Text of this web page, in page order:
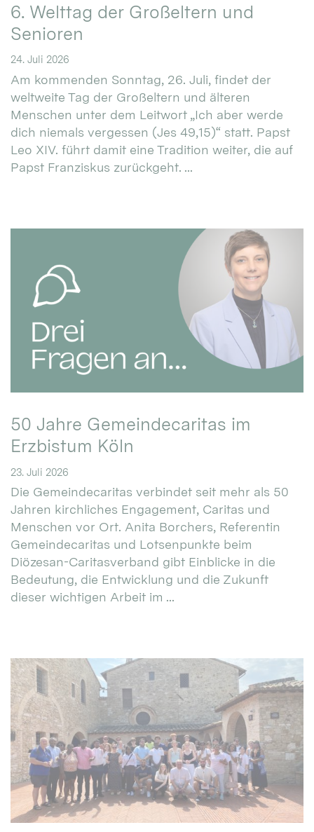
6. Welttag der Großeltern und
Senioren
24. Juli 2026
Am kommenden Sonntag, 26. Juli, findet der
weltweite Tag der Großeltern und älteren
Menschen unter dem Leitwort „Ich aber werde
dich niemals vergessen (Jes 49,15)“ statt. Papst
Leo XIV. führt damit eine Tradition weiter, die auf
Papst Franziskus zurückgeht. ...
50 Jahre Gemeindecaritas im
Erzbistum Köln
23. Juli 2026
Die Gemeindecaritas verbindet seit mehr als 50
Jahren kirchliches Engagement, Caritas und
Menschen vor Ort. Anita Borchers, Referentin
Gemeindecaritas und Lotsenpunkte beim
Diözesan-Caritasverband gibt Einblicke in die
Bedeutung, die Entwicklung und die Zukunft
dieser wichtigen Arbeit im ...